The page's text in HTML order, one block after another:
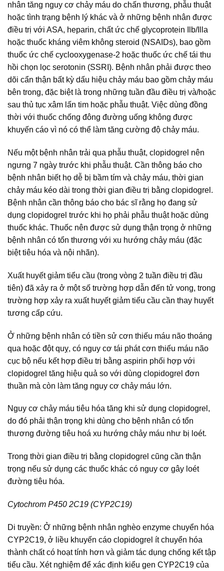
nhân tăng nguy cơ chảy máu do chấn thương, phẫu thuật
hoặc tình trạng bệnh lý khác và ở những bệnh nhân được
điều trị với ASA, heparin, chất ức chế glycoprotein Ilb/Illa
hoặc thuốc kháng viêm không steroid (NSAIDs), bao gồm
thuốc ức chế cyclooxygenase-2 hoặc thuốc ức chế tái thu
hồi chọn lọc serotonin (SSRI). Bệnh nhân phải được theo
dõi cẩn thận bất kỳ dấu hiệu chảy máu bao gồm chảy máu
bên trong, đặc biệt là trong những tuần đầu điều trị và/hoặc
sau thủ tục xâm lấn tim hoặc phẫu thuật. Việc dùng đồng
thời với thuốc chống đông đường uống không được
khuyến cáo vì nó có thể làm tăng cường độ chảy máu.
Nếu một bệnh nhân trải qua phẫu thuật, clopidogrel nên
ngưng 7 ngày trước khi phẫu thuật. Cần thông báo cho
bệnh nhân biết họ dễ bị bầm tím và chảy máu, thời gian
chảy máu kéo dài trong thời gian điều trị bằng clopidogrel.
Bệnh nhân cần thông báo cho bác sĩ rằng họ đang sử
dụng clopidogrel trước khi họ phải phẫu thuật hoặc dùng
thuốc khác. Thuốc nên được sử dụng thận trọng ở những
bệnh nhân có tổn thương với xu hướng chảy máu (đặc
biệt tiêu hóa và nội nhãn).
Xuất huyết giảm tiểu cầu (trong vòng 2 tuần điều trị đầu
tiên) đã xảy ra ở một số trường hợp dẫn đến tử vong, trong
trường hợp xảy ra xuất huyết giảm tiểu cầu cần thay huyết
tương cấp cứu.
Ở những bệnh nhân có tiền sử cơn thiếu máu não thoáng
qua hoặc đột quỵ, có nguy cơ tái phát cơn thiếu máu não
cục bộ nếu kết hợp điều trị bằng aspirin phối hợp với
clopidogrel tăng hiệu quả so với dùng clopidogrel đơn
thuần mà còn làm tăng nguy cơ chảy máu lớn.
Nguy cơ chảy máu tiêu hóa tăng khi sử dụng clopidogrel,
do đó phải thận trọng khi dùng cho bệnh nhân có tổn
thương đường tiêu hoá xu hướng chảy máu như bị loét.
Trong thời gian điều trị bằng clopidogrel cũng cần thận
trọng nếu sử dụng các thuốc khác có nguy cơ gây loét
đường tiêu hóa.
Cytochrom P450 2C19 (CYP2C19)
Di truyền: Ở những bệnh nhân nghèo enzyme chuyển hóa
CYP2C19, ở liều khuyến cáo clopidogrel ít chuyển hóa
thành chất có hoạt tính hơn và giảm tác dụng chống kết tập
tiểu cầu. Xét nghiệm để xác định kiểu gen CYP2C19 của